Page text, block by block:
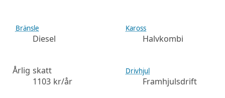
Bränsle
Diesel
Kaross
Halvkombi
Årlig skatt
1103 kr/år
Drivhjul
Framhjulsdrift